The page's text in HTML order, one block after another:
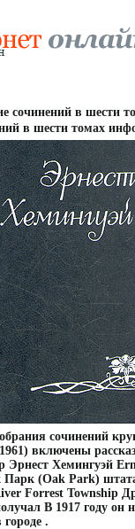
сочинений в шести
в шести томах
сочинений
включены
Эрнест Хемингуэй
Парк (Oak Park)
Forrest Township
В 1917 году он
.